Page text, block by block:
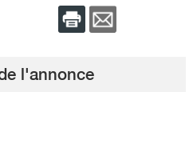
l'annonce